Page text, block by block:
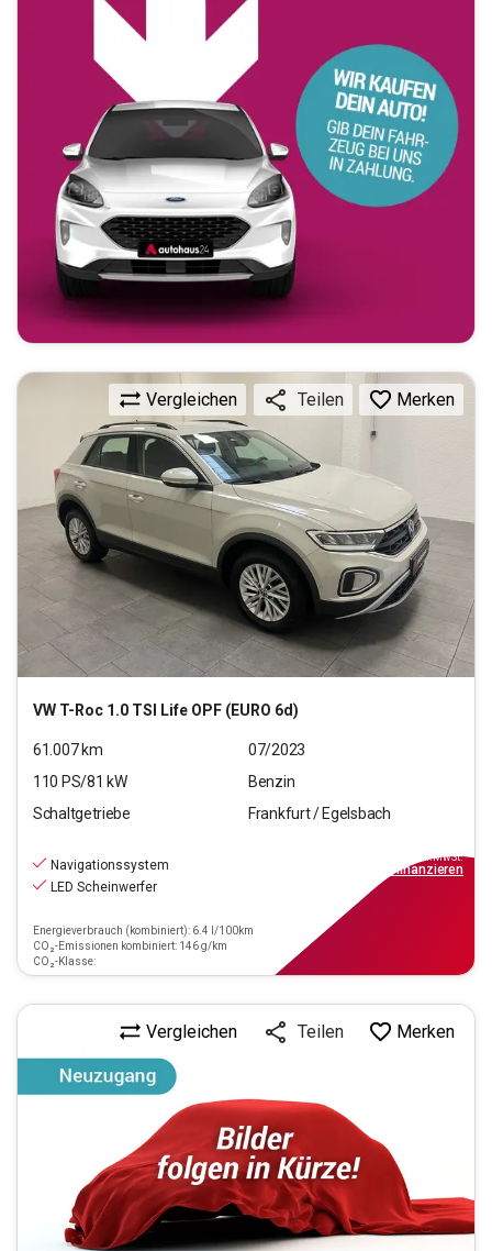
VW T-Roc 1.0 TSI Life OPF (EURO 6d)
Vergleichen Teilen Merken
61.007km
07/2023
110 PS/81 kW
Benzin
Schaltgetriebe
Frankfurt / Egelsbach
Navigationssystem
LED Scheinwerfer
Energieverbrauch (kombiniert): 6.4 l/100km
CO₂-Emissionen kombiniert: 146 g/km
CO₂-Klasse:
inkl.MwSt.
finanzieren
Vergleichen Teilen Merken